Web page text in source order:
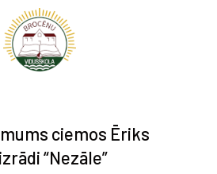
ciemos Ēriks
“Nezāle”